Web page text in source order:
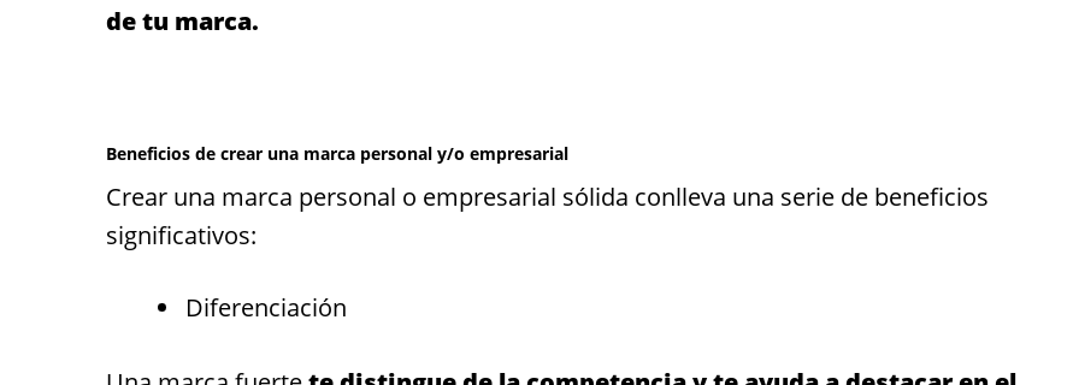
de tu marca.
Beneficios de crear una marca personal y/o empresarial
Crear una marca personal o empresarial sólida conlleva una serie de beneficios
significativos:
Diferenciación